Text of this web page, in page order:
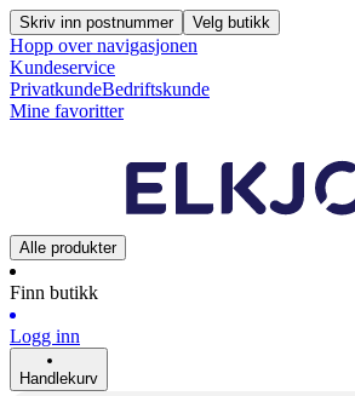
Skriv inn postnummer Velg butikk
Hopp over navigasjonen
Kundeservice
PrivatkundeBedriftskunde
Mine favoritter
Alle produkter
Finn butikk
Logg inn
Handlekurv